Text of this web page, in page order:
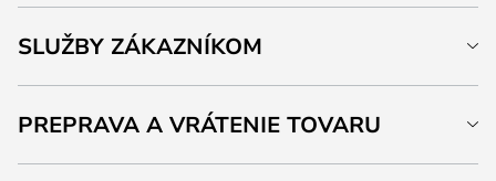
SLUŽBY ZÁKAZNÍKOM
PREPRAVA A VRÁTENIE TOVARU